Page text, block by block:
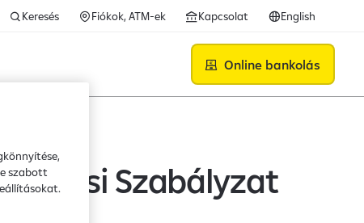
Keresés Fiókok, ATM-ek Kapcsolat English
Online bankolás
Szabályzat
szabott